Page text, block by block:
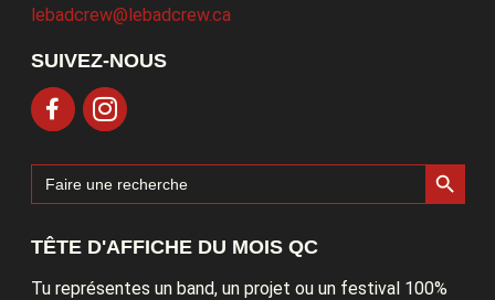
lebadcrew@lebadcrew.ca
SUIVEZ-NOUS
Search
for:
Search Button
TÊTE D'AFFICHE DU MOIS QC
Tu représentes un band, un projet ou un festival 100%